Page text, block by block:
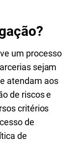
um processo
sejam
atendam aos
de riscos e
critérios
de
de